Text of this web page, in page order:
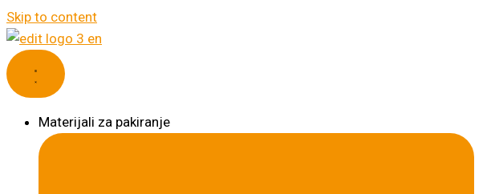
Skip to content
Materijali za pakiranje